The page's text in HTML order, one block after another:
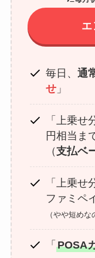
毎日、通
せ 」
「上乗
円相当ま
（支払ベ
「上乗せ
ファミペ
（やや短めな
「POSA